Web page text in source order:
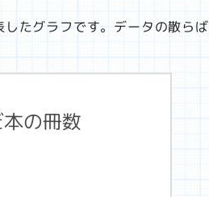
たグラフです。データの散らば